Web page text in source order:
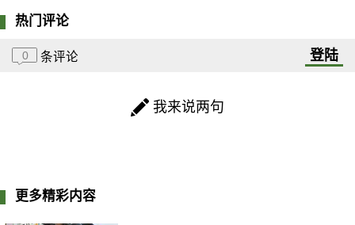
热门评论
0 条评论 登陆
我来说两句
更多精彩内容